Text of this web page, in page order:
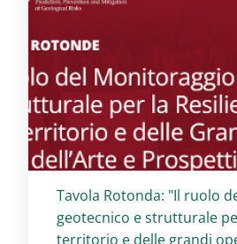
Titolo card:
Tavola Rotonda: "Il ruolo
geotecnico e strutturale
territorio e delle grandi